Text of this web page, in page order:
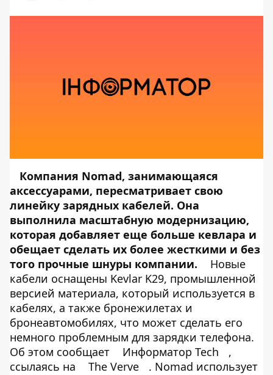
Компания Nomad, занимающаяся
аксессуарами, пересматривает свою
линейку зарядных кабелей. Она
выполнила масштабную модернизацию,
которая добавляет еще больше кевлара и
обещает сделать их более жесткими и без
того прочные шнуры компании.
Новые
кабели оснащены Kevlar K29, промышленной
версией материала, который используется в
кабелях, а также бронежилетах и
бронеавтомобилях, что может сделать его
немного проблемным для зарядки телефона.
Об этом сообщает
Информатор Tech
,
ссылаясь на
The Verve
. Nomad использует